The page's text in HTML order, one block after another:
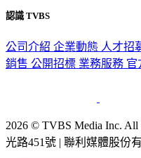
認識 TVBS
公司介紹 企業動態 人才招
銷售 公開招標 業務服務 官
2026 © TVBS Media Inc.
光路451號 | 聯利媒體股份